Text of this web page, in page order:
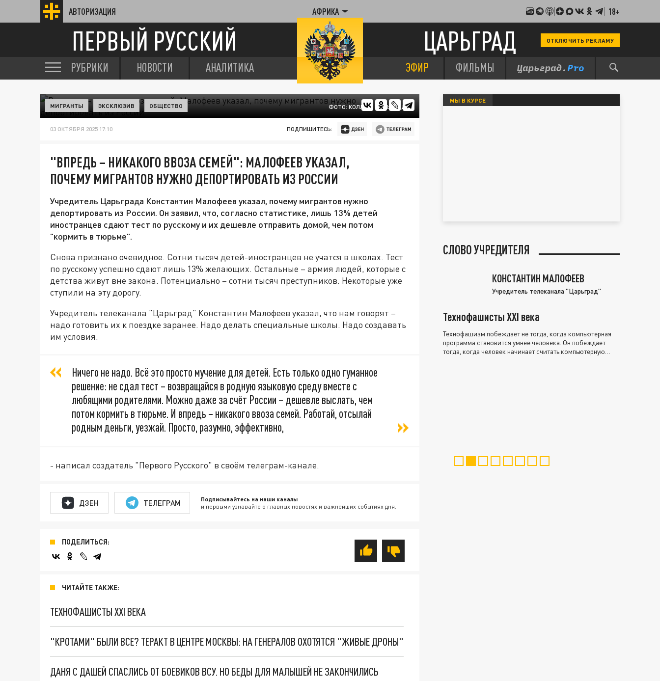
АВТОРИЗАЦИЯ АФРИКА 18+
ПЕРВЫЙ РУССКИЙ ЦАРЬГРАД ОТКЛЮЧИТЬ РЕКЛАМУ
РУБРИКИ НОВОСТИ АНАЛИТИКА ЭФИР ФИЛЬМЫ
ФОТО: КОЛЛАЖ ЦАРЬГРАДА
МИГРАНТЫ ЭКСКЛЮЗИВ ОБЩЕСТВО
03 ОКТЯБРЯ 2025 17:10 ПОДПИШИТЕСЬ:
"ВПРЕДЬ – НИКАКОГО ВВОЗА СЕМЕЙ": МАЛОФЕЕВ УКАЗАЛ,
ПОЧЕМУ МИГРАНТОВ НУЖНО ДЕПОРТИРОВАТЬ ИЗ РОССИИ
Учредитель Царьграда Константин Малофеев указал, почему мигрантов нужно
депортировать из России. Он заявил, что, согласно статистике, лишь 13% детей
иностранцев сдают тест по русскому и их дешевле отправить домой, чем потом
"кормить в тюрьме".
Снова признано очевидное. Сотни тысяч детей-иностранцев не учатся в школах. Тест
по русскому успешно сдают лишь 13% желающих. Остальные – армия людей, которые с
детства живут вне закона. Потенциально – сотни тысяч преступников. Некоторые уже
ступили на эту дорогу.
Учредитель телеканала "Царьград" Константин Малофеев указал, что нам говорят –
надо готовить их к поездке заранее. Надо делать специальные школы. Надо создавать
им условия.
Ничего не надо. Всё это просто мучение для детей. Есть только одно гуманное
решение: не сдал тест – возвращайся в родную языковую среду вместе с
любящими родителями. Можно даже за счёт России – дешевле выслать, чем
потом кормить в тюрьме. И впредь – никакого ввоза семей. Работай, отсылай
родным деньги, уезжай. Просто, разумно, эффективно,
- написал создатель "Первого Русского" в своём телеграм-канале.
ДЗЕН ТЕЛЕГРАМ Подписывайтесь на наши каналы
и первыми узнавайте о главных новостях и важнейших событиях дня.
ПОДЕЛИТЬСЯ:
ЧИТАЙТЕ ТАКЖЕ:
ТЕХНОФАШИСТЫ XXI ВЕКА
"КРОТАМИ" БЫЛИ ВСЕ? ТЕРАКТ В ЦЕНТРЕ МОСКВЫ: НА ГЕНЕРАЛОВ ОХОТЯТСЯ "ЖИВЫЕ ДРОНЫ"
ДАНЯ С ДАШЕЙ СПАСЛИСЬ ОТ БОЕВИКОВ ВСУ. НО БЕДЫ ДЛЯ МАЛЫШЕЙ НЕ ЗАКОНЧИЛИСЬ
МЫ В КУРСЕ
СЛОВО УЧРЕДИТЕЛЯ
КОНСТАНТИН МАЛОФЕЕВ
Учредитель телеканала "Царьград"
Технофашисты XXI века
Технофашизм побеждает не тогда, когда компьютерная
программа становится умнее человека. Он побеждает
тогда, когда человек начинает считать компьютерную